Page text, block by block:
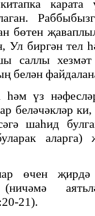
карата
бөтен
Ул биргән тел
саллы
белән
үз
беләчәкләр
шаһид
аларга)
өчен
(ничәмә
21).